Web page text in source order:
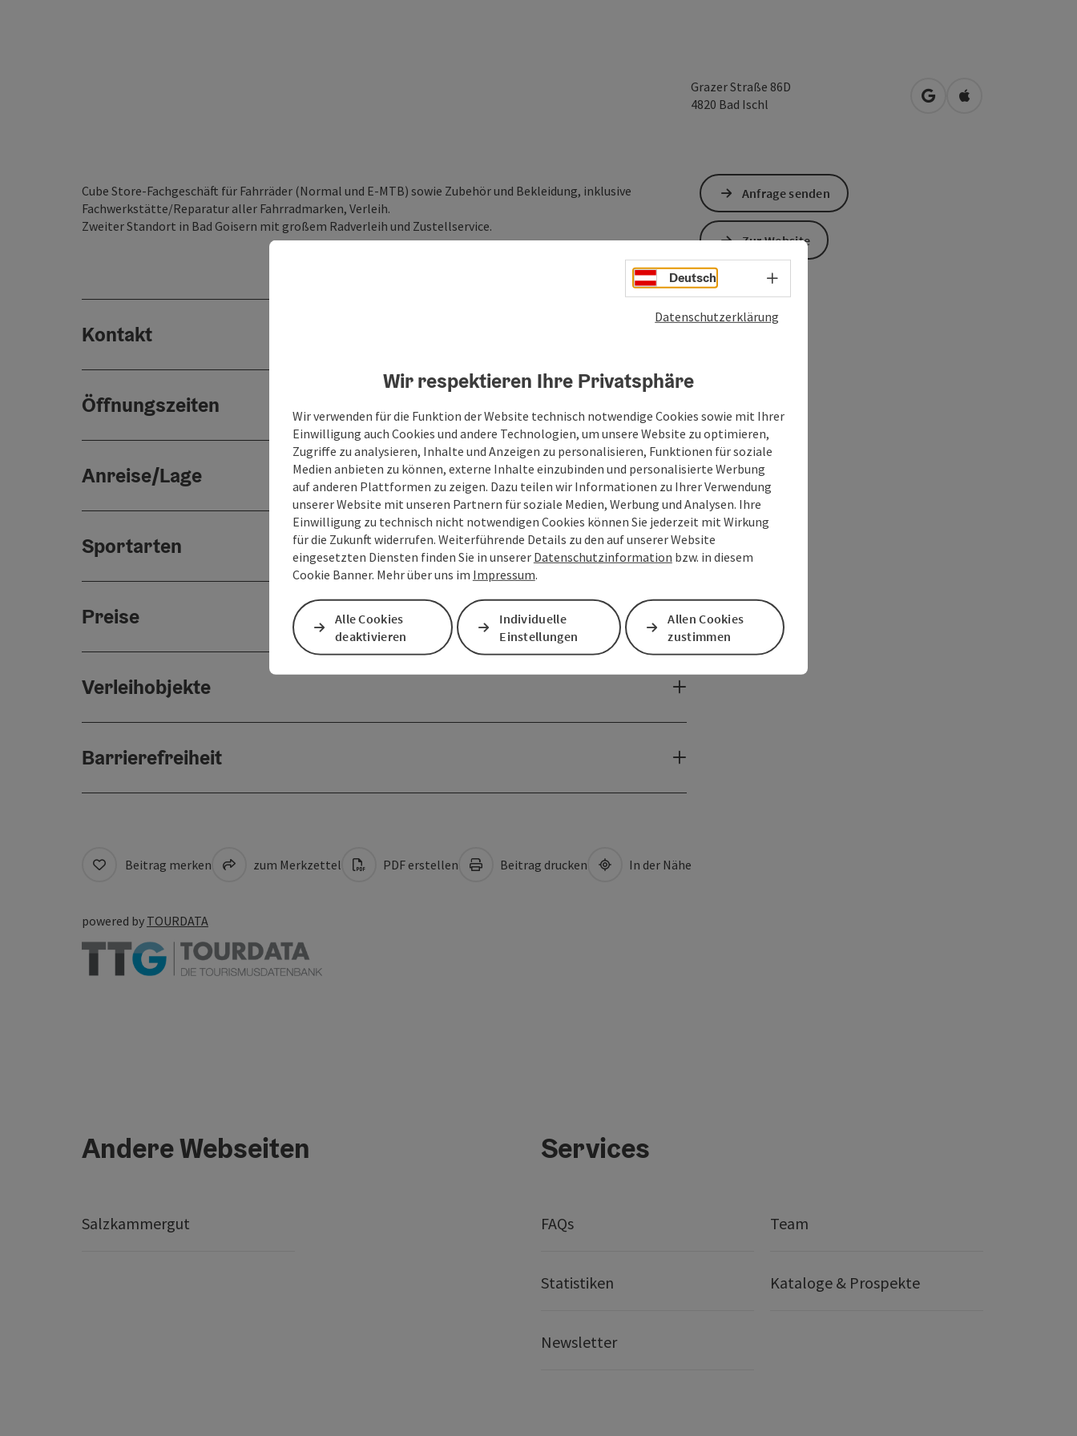
Grazer Straße 86D
4820 Bad Ischl in Google Maps öffnen
in Apple Maps
Cube Store-Fachgeschäft für Fahrräder (Normal und E-MTB) sowie Zubehör und Bekleidung, inklusive
Fachwerkstätte/Reparatur aller Fahrradmarken, Verleih.
Zweiter Standort in Bad Goisern mit großem Radverleih und Zustellservice.
Kontakt
Öffnungszeiten
Anreise/Lage
Sportarten
Preise
Verleihobjekte
Barrierefreiheit
Anfrage senden
Zur Website
Beitrag merken zum Merkzettel PDF erstellen Beitrag drucken In der Nähe
powered by TOURDATA
Andere Webseiten
Salzkammergut
Services
FAQs Team
Statistiken Kataloge & Prospekte
Newsletter
Deutsch Sprachwahl - Menü öffnen
Datenschutzerklärung
Wir respektieren Ihre Privatsphäre
Wir verwenden für die Funktion der Website technisch notwendige Cookies sowie mit Ihrer
Einwilligung auch Cookies und andere Technologien, um unsere Website zu optimieren,
Zugriffe zu analysieren, Inhalte und Anzeigen zu personalisieren, Funktionen für soziale
Medien anbieten zu können, externe Inhalte einzubinden und personalisierte Werbung
auf anderen Plattformen zu zeigen. Dazu teilen wir Informationen zu Ihrer Verwendung
unserer Website mit unseren Partnern für soziale Medien, Werbung und Analysen. Ihre
Einwilligung zu technisch nicht notwendigen Cookies können Sie jederzeit mit Wirkung
für die Zukunft widerrufen. Weiterführende Details zu den auf unserer Website
eingesetzten Diensten finden Sie in unserer Datenschutzinformation bzw. in diesem
Cookie Banner. Mehr über uns im Impressum.
Alle Cookies
deaktivieren
Individuelle
Einstellungen
Allen Cookies
zustimmen